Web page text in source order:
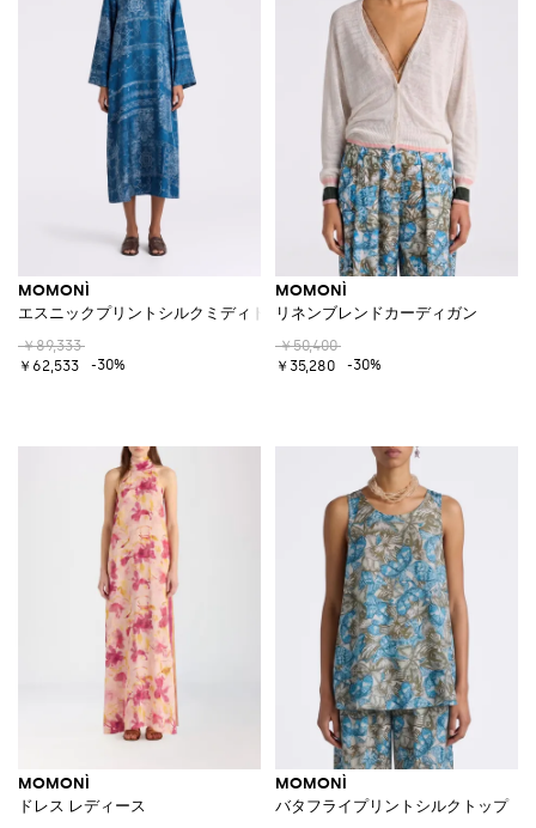
MOMONÌ
エスニックプリントシルクミディドレス
￥89,333
￥62,533
-30%
MOMONÌ
リネンブレンドカーディガン
￥50,400
￥35,280
-30%
MOMONÌ
ドレス レディース
MOMONÌ
バタフライプリントシルクトップ